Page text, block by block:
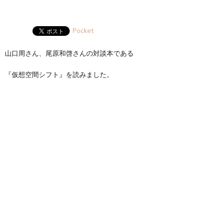
Pocket
山口周さん、尾原和啓さんの対談本である
『仮想空間シフト』を読みました。